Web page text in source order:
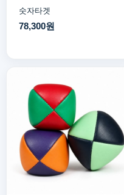
숫자타겟
78,300원